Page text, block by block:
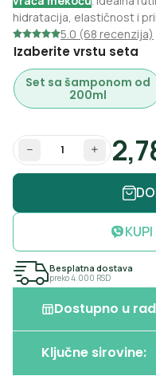
hidratacija, elastičnost i
5.0 (68 recenzija)
Izaberite vrstu seta
Set sa šamponom od
200ml
Količina
Besplatna dostava
preko 4.000 RSD
Dostupno u
Biomarket
Ključne sirovine: